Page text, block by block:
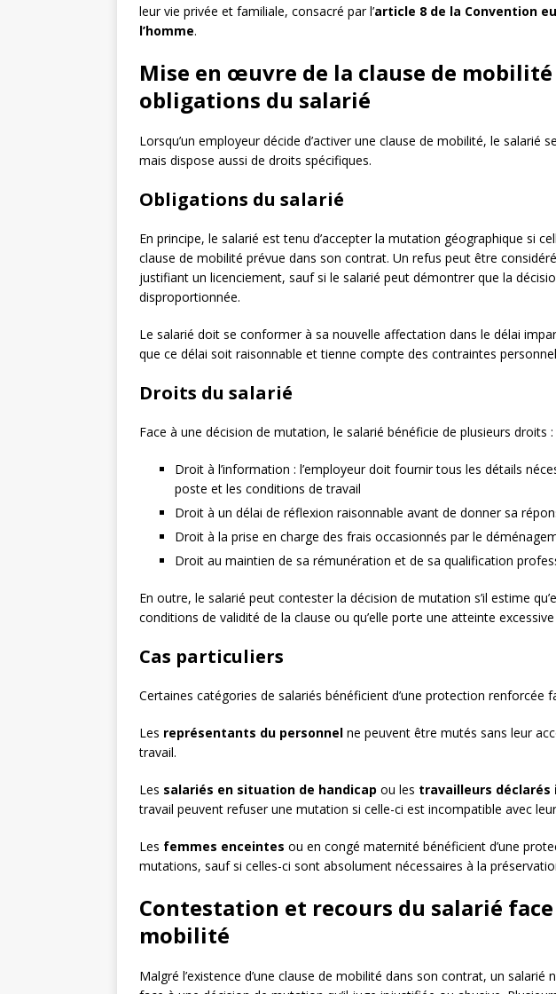
leur vie privée et familiale, consacré par l’article 8 de la Convention
l’homme.
Mise en œuvre de la clause de
obligations du salarié
Lorsqu’un employeur décide d’activer une clause de mobilité, le salarié
mais dispose aussi de droits spécifiques.
Obligations du salarié
En principe, le salarié est tenu d’accepter la mutation géographique si
clause de mobilité prévue dans son contrat. Un refus peut être
justifiant un licenciement, sauf si le salarié peut démontrer que la
disproportionnée.
Le salarié doit se conformer à sa nouvelle affectation dans le délai
que ce délai soit raisonnable et tienne compte des contraintes
Droits du salarié
Face à une décision de mutation, le salarié bénéficie de plusieurs droits :
Droit à l’information : l’employeur doit fournir tous les détails
poste et les conditions de travail
Droit à un délai de réflexion raisonnable avant de donner sa
Droit à la prise en charge des frais occasionnés par le
Droit au maintien de sa rémunération et de sa qualification
En outre, le salarié peut contester la décision de mutation s’il estime
conditions de validité de la clause ou qu’elle porte une atteinte
Cas particuliers
Certaines catégories de salariés bénéficient d’une protection renforcée
Les représentants du personnel ne peuvent être mutés sans leur
travail.
Les salariés en situation de handicap ou les travailleurs déclarés
travail peuvent refuser une mutation si celle-ci est incompatible avec
Les femmes enceintes ou en congé maternité bénéficient d’une
mutations, sauf si celles-ci sont absolument nécessaires à la
Contestation et recours du salarié face
mobilité
Malgré l’existence d’une clause de mobilité dans son contrat, un salarié